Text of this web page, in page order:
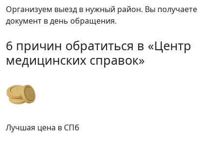
Организуем выезд в нужный район. Вы получаете
документ в день обращения.
6 причин обратиться в «Центр
медицинских справок»
Лучшая цена в СПб